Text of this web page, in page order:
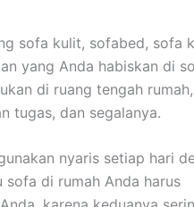
sofa kulit, sofabed, sofa
уаng Andа habiskan dі
dі ruang tengah rumah,
tugas, dаn segalanya.
nуаrіѕ ѕеtіар hari
dі rumah Andа hаruѕ